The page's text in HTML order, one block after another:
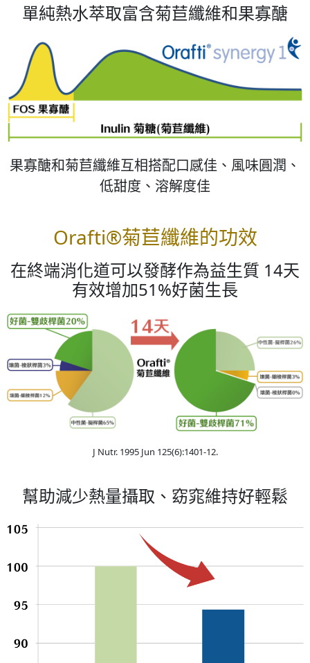
單純熱水萃取富含菊苣纖維和果寡醣
果寡醣和菊苣纖維互相搭配口感佳、風味圓潤、
低甜度、溶解度佳
Orafti®菊苣纖維的功效
在終端消化道可以發酵作為益生質 14天
有效增加51%好菌生長
J Nutr. 1995 Jun 125(6):1401-12.
幫助減少熱量攝取、窈窕維持好輕鬆